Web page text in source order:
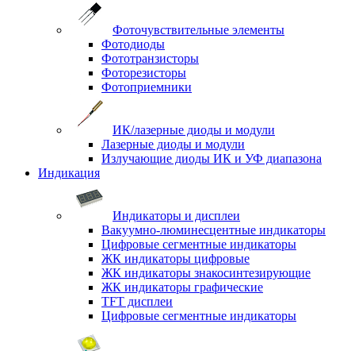
Фоточувствительные элементы
Фотодиоды
Фототранзисторы
Фоторезисторы
Фотоприемники
ИК/лазерные диоды и модули
Лазерные диоды и модули
Излучающие диоды ИК и УФ диапазона
Индикация
Индикаторы и дисплеи
Вакуумно-люминесцентные индикаторы
Цифровые сегментные индикаторы
ЖК индикаторы цифровые
ЖК индикаторы знакосинтезирующие
ЖК индикаторы графические
TFT дисплеи
Цифровые сегментные индикаторы